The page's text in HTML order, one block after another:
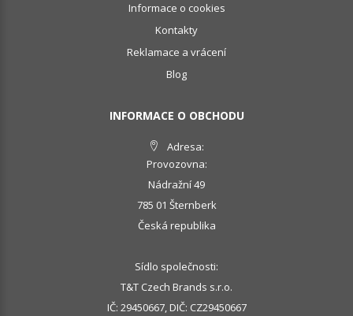
Informace o cookies
Kontakty
Reklamace a vrácení
Blog
INFORMACE O OBCHODU
Adresa:
Provozovna:
Nádražní 49
785 01 Šternberk
Česká republika
Sídlo společnosti:
T&T Czech Brands s.r.o.
IČ: 29450667, DIČ: CZ29450667